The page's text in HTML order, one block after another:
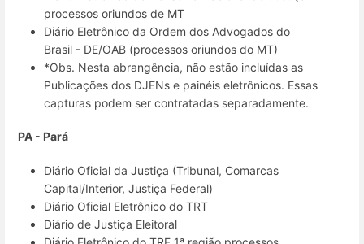
processos oriundos de MT
Diário Eletrônico da Ordem dos Advogados do
Brasil - DE/OAB (processos oriundos do MT)
*Obs. Nesta abrangência, não estão incluídas as
Publicações dos DJENs e painéis eletrônicos. Essas
capturas podem ser contratadas separadamente.
PA - Pará
Diário Oficial da Justiça (Tribunal, Comarcas
Capital/Interior, Justiça Federal)
Diário Oficial Eletrônico do TRT
Diário de Justiça Eleitoral